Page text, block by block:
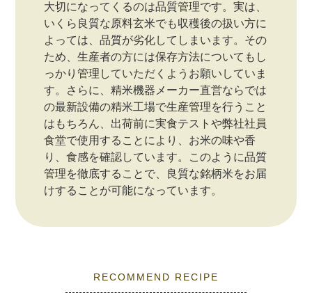
大切になってくるのは品質管理です。実は、
いくら良質な原料玄米でも収穫後の扱い方に
よっては、品質が劣化してしまいます。その
ため、生産者の方には保存方法についてもし
っかり管理していただくようお願いしていま
す。さらに、精米機器メーカー直営ならでは
の最新設備の精米工場で生産管理を行うこと
はもちろん、出荷前に実食テストや弊社社員
食堂で使用することにより、お米の味や香
り、食感を確認しています。このように品質
管理を徹底することで、良質な銘柄米をお届
けすることが可能になっています。
RECOMMEND RECIPE